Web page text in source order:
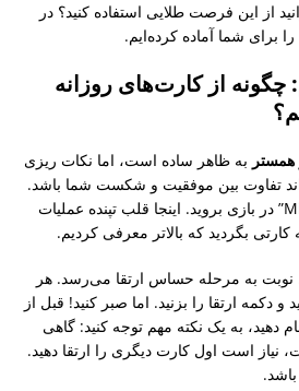
از این فرصت طلایی استفاده کنید؟ در
برای شما آماده کرده‌ایم.
چگونه از کارت‌های روزانه
به ظاهر ساده است، اما نکات ریزی
تفاوت بین موفقیت و شکست شما باشد.
اول از همه، به بخش “Miner” در بازی بروید. اینجا قلب تپنده عملیات
بگردید که بالاتر معرفی کردیم.
نوبت به مرحله حساس ارتقا می‌رسد. هر
دکمه ارتقا را بزنید. اما صبر کنید! قبل از
دهید، به یک نکته مهم توجه کنید: گاهی
نیاز است اول کارت دیگری را ارتقا دهید.